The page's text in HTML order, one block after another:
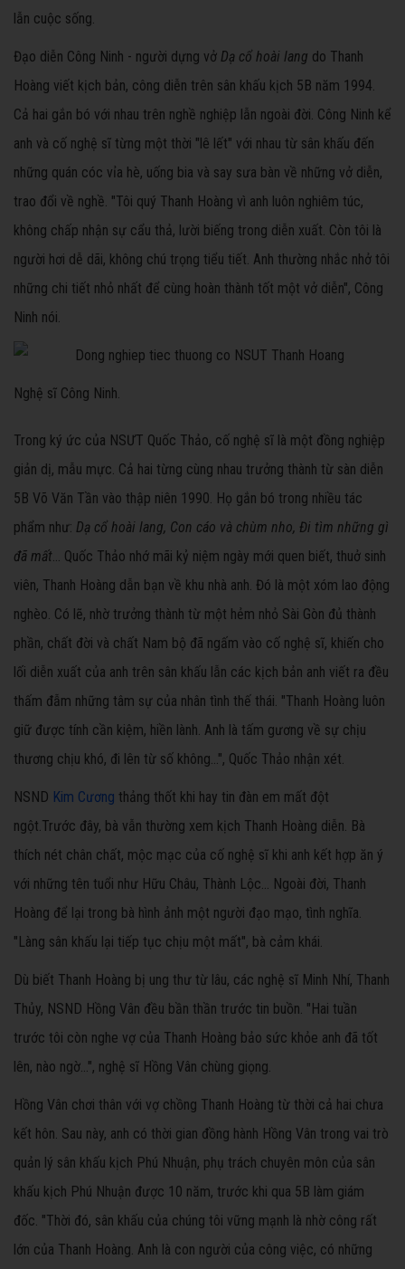
lẫn cuộc sống.
Đạo diễn Công Ninh - người dựng vở Dạ cổ hoài lang do Thanh
Hoàng viết kịch bản, công diễn trên sân khấu kịch 5B năm 1994.
Cả hai gắn bó với nhau trên nghề nghiệp lẫn ngoài đời. Công Ninh kể
anh và cố nghệ sĩ từng một thời "lê lết" với nhau từ sân khấu đến
những quán cóc vỉa hè, uống bia và say sưa bàn về những vở diễn,
trao đổi về nghề. "Tôi quý Thanh Hoàng vì anh luôn nghiêm túc,
không chấp nhận sự cẩu thả, lười biếng trong diễn xuất. Còn tôi là
người hơi dễ dãi, không chú trọng tiểu tiết. Anh thường nhắc nhở tôi
những chi tiết nhỏ nhất để cùng hoàn thành tốt một vở diễn", Công
Ninh nói.
Nghệ sĩ Công Ninh.
Trong ký ức của NSƯT Quốc Thảo, cố nghệ sĩ là một đồng nghiệp
giản dị, mẫu mực. Cả hai từng cùng nhau trưởng thành từ sàn diễn
5B Võ Văn Tần vào thập niên 1990. Họ gắn bó trong nhiều tác
phẩm như: Dạ cổ hoài lang, Con cáo và chùm nho, Đi tìm những gì
đã mất... Quốc Thảo nhớ mãi kỷ niệm ngày mới quen biết, thuở sinh
viên, Thanh Hoàng dẫn bạn về khu nhà anh. Đó là một xóm lao động
nghèo. Có lẽ, nhờ trưởng thành từ một hẻm nhỏ Sài Gòn đủ thành
phần, chất đời và chất Nam bộ đã ngấm vào cố nghệ sĩ, khiến cho
lối diễn xuất của anh trên sân khấu lẫn các kịch bản anh viết ra đều
thấm đẫm những tâm sự của nhân tình thế thái. "Thanh Hoàng luôn
giữ được tính cần kiệm, hiền lành. Anh là tấm gương về sự chịu
thương chịu khó, đi lên từ số không...", Quốc Thảo nhận xét.
NSND Kim Cương thảng thốt khi hay tin đàn em mất đột
ngột.Trước đây, bà vẫn thường xem kịch Thanh Hoàng diễn. Bà
thích nét chân chất, mộc mạc của cố nghệ sĩ khi anh kết hợp ăn ý
với những tên tuổi như Hữu Châu, Thành Lộc... Ngoài đời, Thanh
Hoàng để lại trong bà hình ảnh một người đạo mạo, tình nghĩa.
"Làng sân khấu lại tiếp tục chịu một mất", bà cảm khái.
Dù biết Thanh Hoàng bị ung thư từ lâu, các nghệ sĩ Minh Nhí, Thanh
Thủy, NSND Hồng Vân đều bần thần trước tin buồn. "Hai tuần
trước tôi còn nghe vợ của Thanh Hoàng bảo sức khỏe anh đã tốt
lên, nào ngờ...", nghệ sĩ Hồng Vân chùng giọng.
Hồng Vân chơi thân với vợ chồng Thanh Hoàng từ thời cả hai chưa
kết hôn. Sau này, anh có thời gian đồng hành Hồng Vân trong vai trò
quản lý sân khấu kịch Phú Nhuận, phụ trách chuyên môn của sân
khấu kịch Phú Nhuận được 10 năm, trước khi qua 5B làm giám
đốc. "Thời đó, sân khấu của chúng tôi vững mạnh là nhờ công rất
lớn của Thanh Hoàng. Anh là con người của công việc, có những